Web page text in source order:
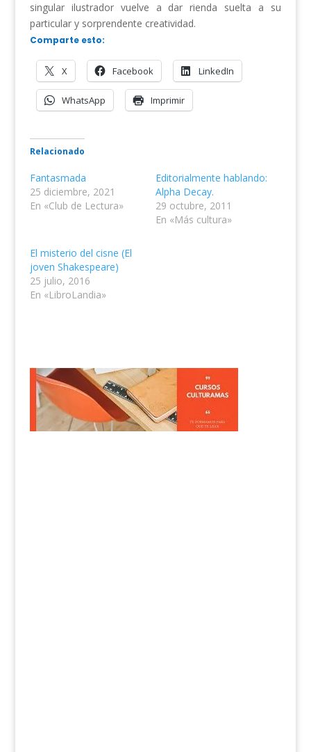
singular ilustrador vuelve a dar rienda suelta a su
particular y sorprendente creatividad.
Comparte esto:
X Facebook LinkedIn
WhatsApp Imprimir
Relacionado
Fantasmada
25 diciembre, 2021
En «Club de Lectura»
Editorialmente hablando:
Alpha Decay.
29 octubre, 2011
En «Más cultura»
El misterio del cisne (El
joven Shakespeare)
25 julio, 2016
En «LibroLandia»